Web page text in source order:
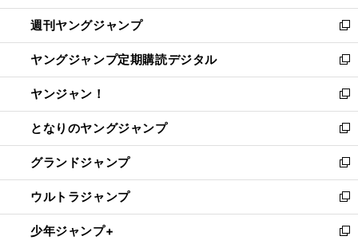
開
く
ウ
で
開
く
ン
ド
ウ
で
開
く
ウ
ィ
ン
ド
ウ
で
開
く
週刊ヤングジャンプ
新
し
い
ウ
ィ
ン
ド
ウ
で
開
く
ヤングジャンプ定期購読デジタル
新
し
い
ウ
ィ
ン
ド
ウ
で
開
く
ヤンジャン！
新
し
い
ウ
ィ
ン
ド
ウ
で
となりのヤングジャンプ
新
し
い
ウ
ィ
ン
ド
グランドジャンプ
新
し
い
ウ
ィ
ウルトラジャンプ
新
し
い
少年ジャンプ+
新